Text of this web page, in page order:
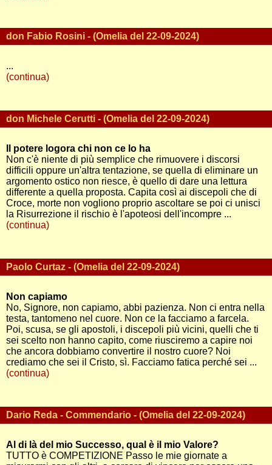
don Fabio Rosini - (Omelia del 22-09-2024)
...
(continua)
don Michele Cerutti - (Omelia del 22-09-2024)
Il potere logora chi non ce lo ha
Non c'è niente di più semplice che rimuovere i discorsi
difficili oppure un'altra tentazione, se quella di eliminare un
argomento ostico non riesce, è quello di dare una lettura
differente a quella proposta. Capita così ai discepoli che di
Croce, morte non vogliono proprio ascoltare se poi ci unisci
la Risurrezione il rischio è l'apoteosi dell'incompre ...
(continua)
Paolo Curtaz - (Omelia del 22-09-2024)
Non capiamo
No, Signore, non capiamo, abbi pazienza. Non ci entra nella
testa, tantomeno nel cuore. Non ce la facciamo a farcela.
Poi, scusa, se gli apostoli, i discepoli più vicini, quelli che ti
sei scelto non hanno capito, come riusciremo a capire noi
che ancora dobbiamo convertire il nostro cuore? Noi
crediamo che sei il Cristo, sì. Facciamo fatica perché sei ...
(continua)
Dario Reda - Commendario - (Omelia del 22-09-2024)
Al di là del mio Successo, qual è il mio Valore?
TUTTO è COMPETIZIONE Passo le mie giornate a